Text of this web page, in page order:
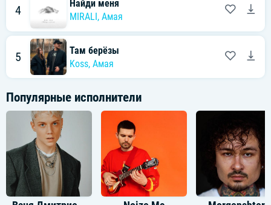
4
Найди меня
MIRALI , Амая
5
Там берёзы
Koss, Амая
Популярные исполнители